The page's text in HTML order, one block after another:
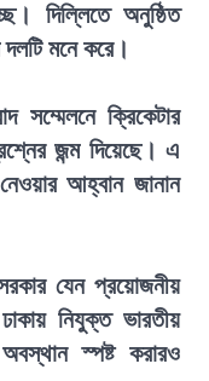
দিল্লিতে অনুষ্ঠিত
দলটি মনে করে।
ক্রিকেটার
জন্ম দিয়েছে। এ
আহ্বান জানান
যেন প্রয়োজনীয়
নিযুক্ত ভারতীয়
স্পষ্ট করারও